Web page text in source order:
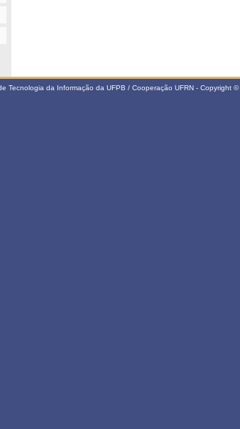
Tecnologia da Informação da UFPB / Cooperação UFRN -